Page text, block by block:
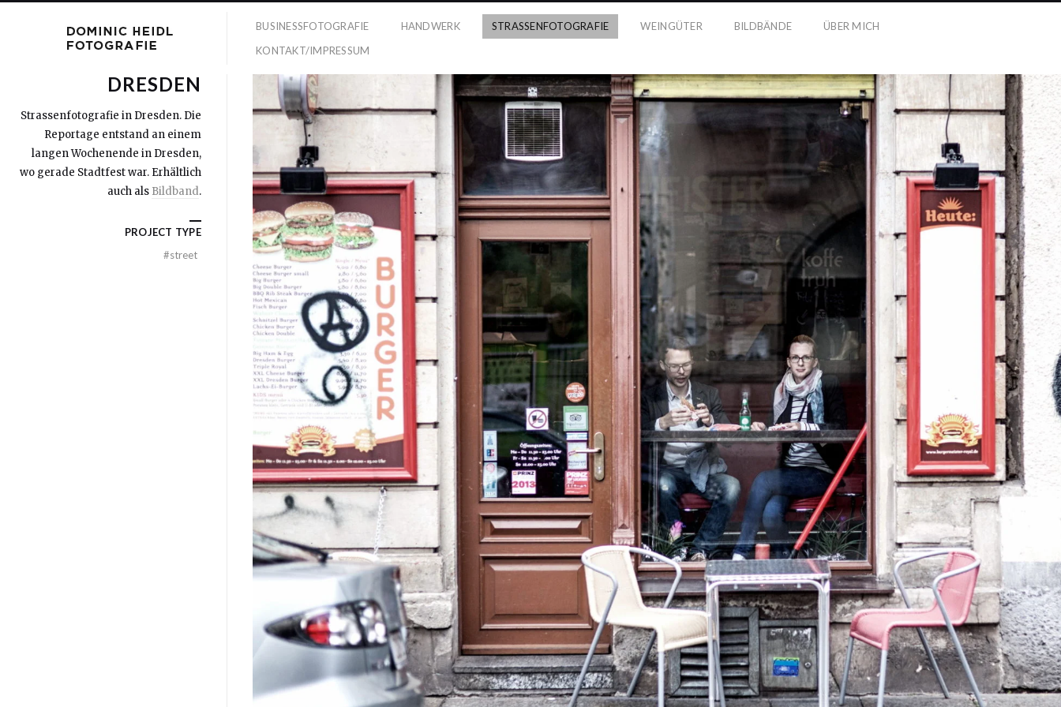
BUSINESSFOTOGRAFIE HANDWERK STRASSENFOTOGRAFIE WEINGÜTER BILDBÄNDE
ÜBER MICH
KONTAKT/IMPRESSUM
DRESDEN
Strassenfotografie in Dresden. Die
Reportage entstand an einem
langen Wochenende in Dresden,
wo gerade Stadtfest war. Erhältlich
auch als Bildband.
PROJECT TYPE
#street